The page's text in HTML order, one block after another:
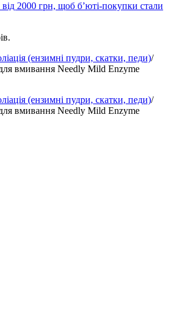
2000 грн, щоб б’юті-покупки стали
(ензимні пудри, скатки, педи)/
вмивання Needly Mild Enzyme
(ензимні пудри, скатки, педи)/
вмивання Needly Mild Enzyme